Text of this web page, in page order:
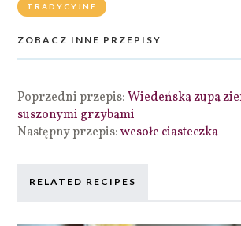
TRADYCYJNE
ZOBACZ INNE PRZEPISY
Poprzedni przepis:Wiedeńska zupa
suszonymi grzybami
Następny przepis:wesołe ciasteczka
RELATED RECIPES